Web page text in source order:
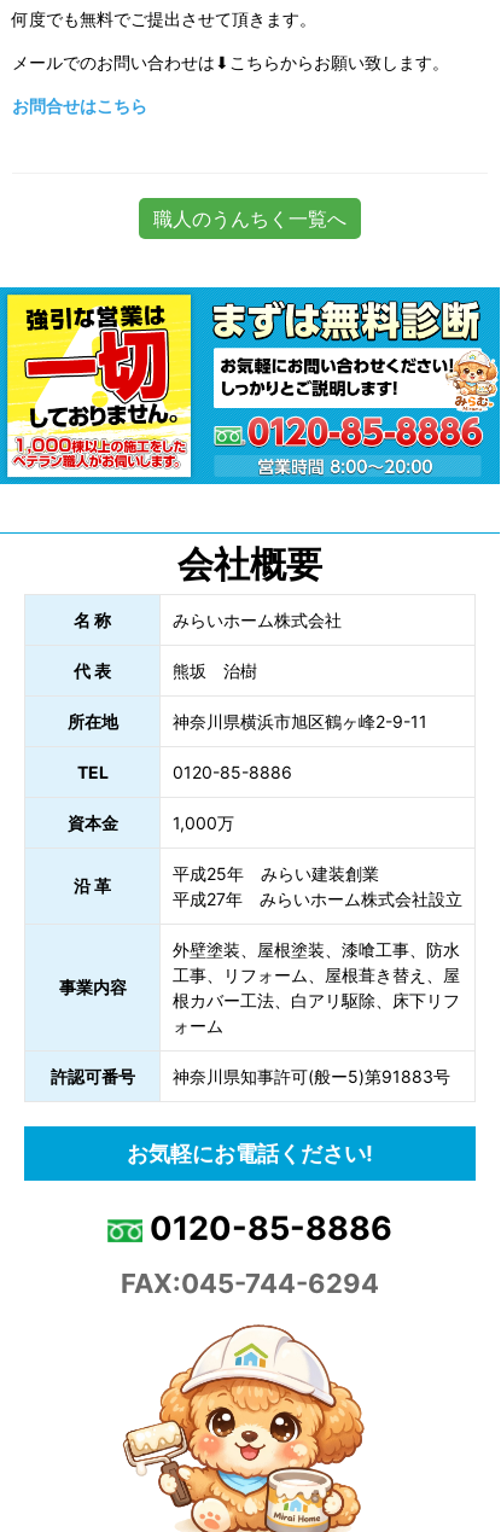
何度でも無料でご提出させて頂きます。
メールでのお問い合わせは⬇こちらからお願い致します。
お問合せはこちら
職人のうんちく一覧へ
会社概要
名 称 みらいホーム株式会社
代 表 熊坂 治樹
所在地 神奈川県横浜市旭区鶴ヶ峰2-9-11
TEL 0120-85-8886
資本金 1,000万
沿 革
平成25年 みらい建装創業
平成27年 みらいホーム株式会社設立
事業内容
外壁塗装、屋根塗装、漆喰工事、防水
工事、リフォーム、屋根葺き替え、屋
根カバー工法、白アリ駆除、床下リフ
ォーム
許認可番号 神奈川県知事許可(般ー5)第91883号
お気軽にお電話ください!
0120-85-8886
FAX:045-744-6294